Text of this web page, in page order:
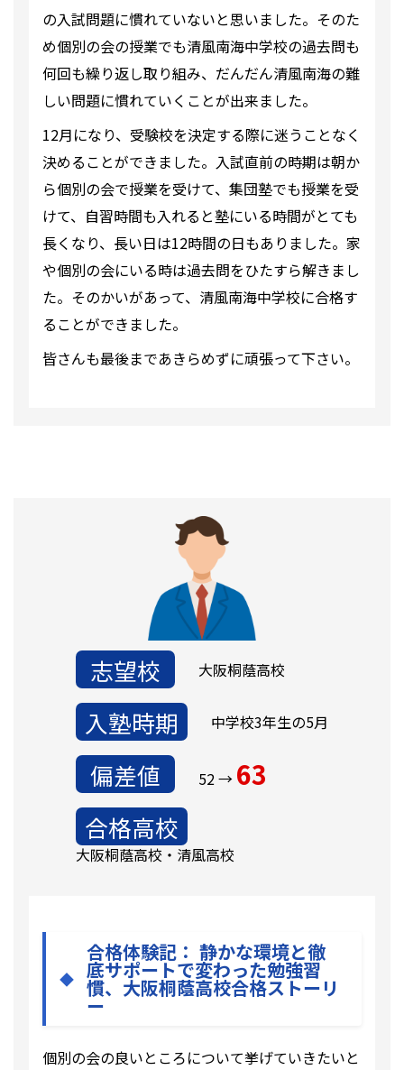
の入試問題に慣れていないと思いました。そのた
め個別の会の授業でも清風南海中学校の過去問も
何回も繰り返し取り組み、だんだん清風南海の難
しい問題に慣れていくことが出来ました。
12月になり、受験校を決定する際に迷うことなく
決めることができました。入試直前の時期は朝か
ら個別の会で授業を受けて、集団塾でも授業を受
けて、自習時間も入れると塾にいる時間がとても
長くなり、長い日は12時間の日もありました。家
や個別の会にいる時は過去問をひたすら解きまし
た。そのかいがあって、清風南海中学校に合格す
ることができました。
皆さんも最後まであきらめずに頑張って下さい。
志望校 大阪桐蔭高校
入塾時期 中学校3年生の5月
偏差値 52 → 63
合格高校
大阪桐蔭高校・清風高校
合格体験記： 静かな環境と徹
底サポートで変わった勉強習
慣、大阪桐蔭高校合格ストーリ
ー
個別の会の良いところについて挙げていきたいと